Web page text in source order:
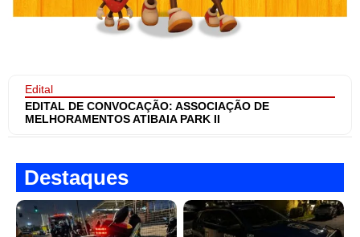
Edital
EDITAL DE CONVOCAÇÃO: ASSOCIAÇÃO DE
MELHORAMENTOS ATIBAIA PARK II
Destaques